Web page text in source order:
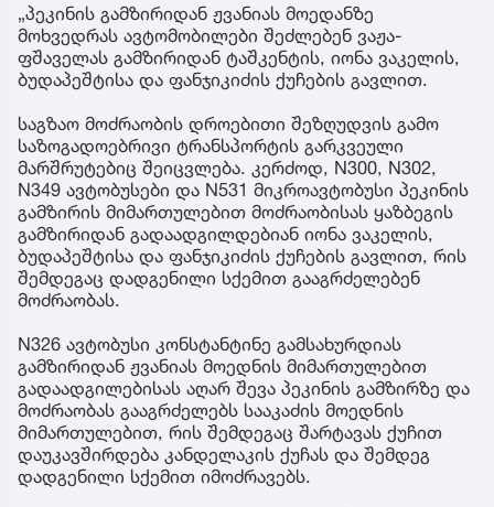
„პეკინის გამზირიდან ჟვანიას მოედანზე
მოხვედრას ავტომობილები შეძლებენ ვაჟა-
ფშაველას გამზირიდან ტაშკენტის, იონა ვაკელის,
ბუდაპეშტისა და ფანჯიკიძის ქუჩების გავლით.
საგზაო მოძრაობის დროებითი შეზღუდვის გამო
საზოგადოებრივი ტრანსპორტის გარკვეული
მარშრუტებიც შეიცვლება. კერძოდ, N300, N302,
N349 ავტობუსები და N531 მიკროავტობუსი პეკინის
გამზირის მიმართულებით მოძრაობისას ყაზბეგის
გამზირიდან გადაადგილდებიან იონა ვაკელის,
ბუდაპეშტისა და ფანჯიკიძის ქუჩების გავლით, რის
შემდეგაც დადგენილი სქემით გააგრძელებენ
მოძრაობას.
N326 ავტობუსი კონსტანტინე გამსახურდიას
გამზირიდან ჟვანიას მოედნის მიმართულებით
გადაადგილებისას აღარ შევა პეკინის გამზირზე და
მოძრაობას გააგრძელებს სააკაძის მოედნის
მიმართულებით, რის შემდეგაც შარტავას ქუჩით
დაუკავშირდება კანდელაკის ქუჩას და შემდეგ
დადგენილი სქემით იმოძრავებს.